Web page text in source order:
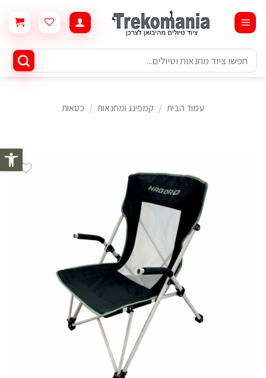
פתח
content
חיפוש
עבור:
עמוד הבית / קמפינג ומחנאות / כסאות